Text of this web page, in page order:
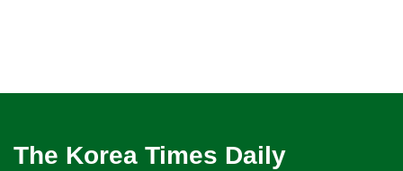
The Korea Times Daily